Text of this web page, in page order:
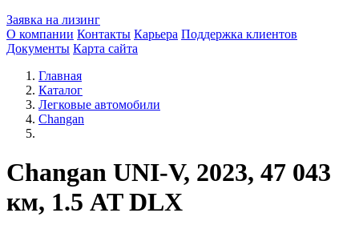
Заявка на лизинг
О компании Контакты Карьера Поддержка клиентов
Документы Карта сайта
Главная
Каталог
Легковые автомобили
Changan
Changan UNI-V, 2023, 47 043
км, 1.5 AT DLX